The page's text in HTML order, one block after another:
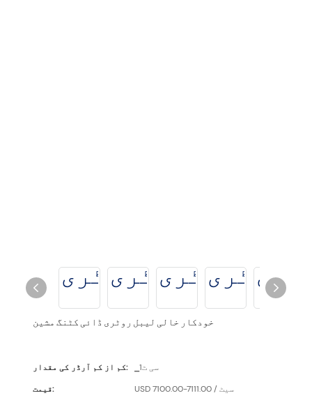
خودکار خالی لیبل روٹری ڈائی کٹنگ مشین
کم از کم آرڈر کی مقدار:
▁سی ٹ1
قیمت:
USD 7100.00-7111.00 / سیٹ